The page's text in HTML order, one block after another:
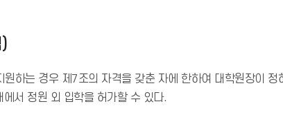
하는 경우 제7조의 자격을 갖춘 자에 한하여 대학원장이
서 정원 외 입학을 허가할 수 있다.